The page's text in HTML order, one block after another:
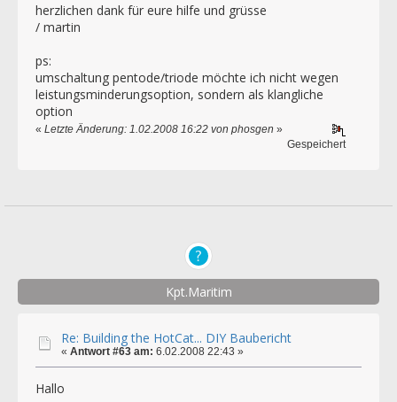
herzlichen dank für eure hilfe und grüsse
/ martin
ps:
umschaltung pentode/triode möchte ich nicht wegen
leistungsminderungsoption, sondern als klangliche
option
« Letzte Änderung: 1.02.2008 16:22 von phosgen »
Gespeichert
Kpt.Maritim
Re: Building the HotCat... DIY Baubericht
« Antwort #63 am: 6.02.2008 22:43 »
Hallo